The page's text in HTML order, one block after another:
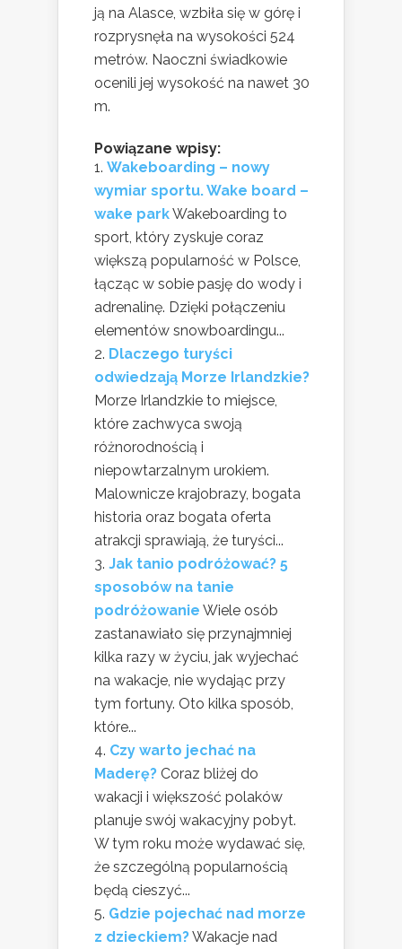
ją na Alasce, wzbiła się w górę i
rozprysnęła na wysokości 524
metrów. Naoczni świadkowie
ocenili jej wysokość na nawet 30
m.
Powiązane wpisy:
Wakeboarding – nowy
wymiar sportu. Wake board –
wake parkWakeboarding to
sport, który zyskuje coraz
większą popularność w Polsce,
łącząc w sobie pasję do wody i
adrenalinę. Dzięki połączeniu
elementów snowboardingu...
Dlaczego turyści
odwiedzają Morze Irlandzkie?
Morze Irlandzkie to miejsce,
które zachwyca swoją
różnorodnością i
niepowtarzalnym urokiem.
Malownicze krajobrazy, bogata
historia oraz bogata oferta
atrakcji sprawiają, że turyści...
Jak tanio podróżować? 5
sposobów na tanie
podróżowanie Wiele osób
zastanawiało się przynajmniej
kilka razy w życiu, jak wyjechać
na wakacje, nie wydając przy
tym fortuny. Oto kilka sposób,
które...
Czy warto jechać na
Maderę? Coraz bliżej do
wakacji i większość polaków
planuje swój wakacyjny pobyt.
W tym roku może wydawać się,
że szczególną popularnością
będą cieszyć...
Gdzie pojechać nad morze
z dzieckiem?Wakacje nad